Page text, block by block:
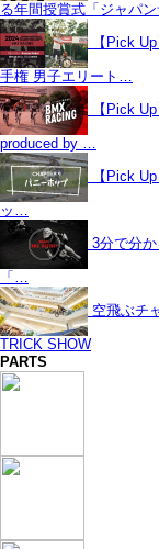
る年間授賞式「ジャパ
【Pick
手権 男子エリート…
【Pick
produced by …
【Pick
ッ…
3分で分
「…
空飛ぶチ
TRICK SHOW
PARTS